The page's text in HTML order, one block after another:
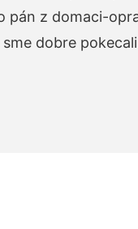
pán z domaci-
dobre